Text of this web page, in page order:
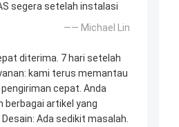
segera setelah instalasi
—— Michael Lin
diterima. 7 hari setelah
kami terus memantau
cepat. Anda
berbagai artikel yang
Ada sedikit masalah.